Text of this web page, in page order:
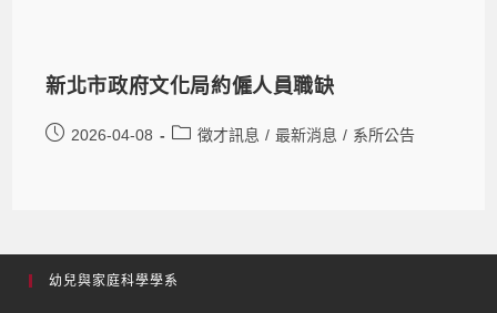
新北市政府文化局約僱人員職缺
2026-04-08 徵才訊息 / 最新消息 / 系所公告
幼兒與家庭科學學系